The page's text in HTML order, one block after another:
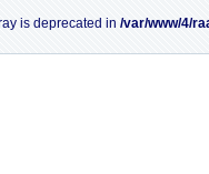
is deprecated in /var/www/4/